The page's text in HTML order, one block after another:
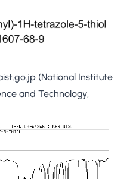
(National Institute
and Technology,